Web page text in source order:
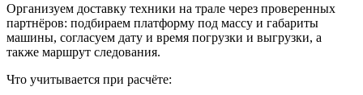
Организуем доставку техники на трале через проверенных
партнёров: подбираем платформу под массу и габариты
машины, согласуем дату и время погрузки и выгрузки, а
также маршрут следования.
Что учитывается при расчёте: